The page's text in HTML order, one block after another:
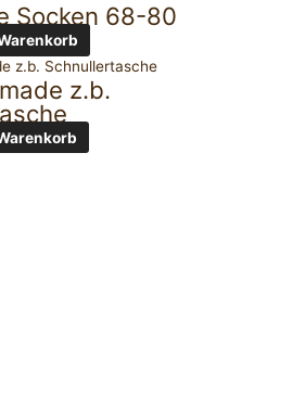
Socken 68-80
z.b.